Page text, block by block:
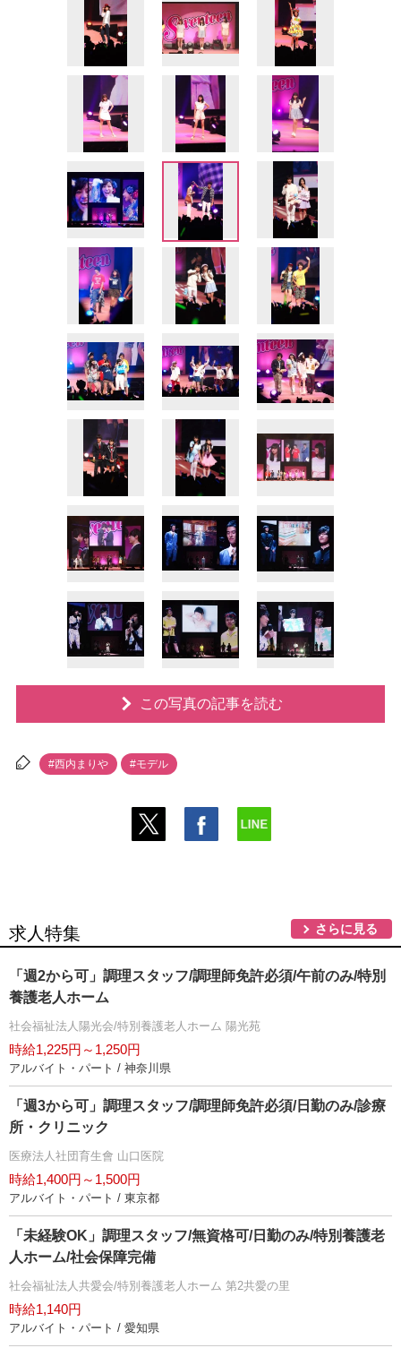
この写真の記事を読む
#西内まり #モデル
求人特集 さらに見る
「週2から可」調理スタッフ/調理師免許必須/午前のみ/特別
養護老人ホーム
社会福祉法人陽光会/特別養護老人ホーム 陽光苑
時給1,225円～1,250円
アルバイト・パート / 神奈川県
「週3から可」調理スタッフ/調理師免許必須/日勤のみ/診療
所・クリニック
医療法人社団育生會 山口医院
時給1,400円～1,500円
アルバイト・パート / 東京都
「未経験OK」調理スタッフ/無資格可/日勤のみ/特別養護老
人ホーム/社会保障完備
社会福祉法人共愛会/特別養護老人ホーム 第2共愛の里
時給1,140円
アルバイト・パート / 愛知県